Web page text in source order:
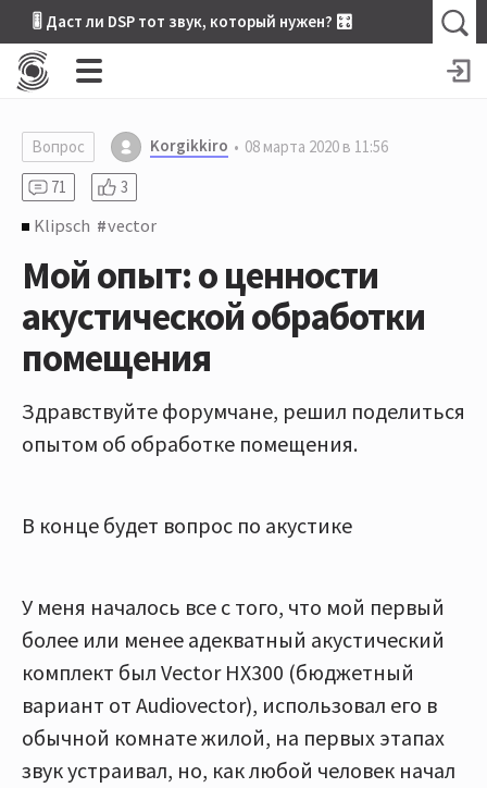
🎚 Даст ли DSP тот звук, который нужен? 🎛
Вопрос Korgikkiro
08 марта 2020 в 11:56
71
3
Klipsch vector
Мой опыт: о ценности
акустической обработки
помещения
Здравствуйте форумчане, решил поделиться
опытом об обработке помещения.
В конце будет вопрос по акустике
У меня началось все с того, что мой первый
более или менее адекватный акустический
комплект был Vector HX300 (бюджетный
вариант от Audiovector), использовал его в
обычной комнате жилой, на первых этапах
звук устраивал, но, как любой человек начал